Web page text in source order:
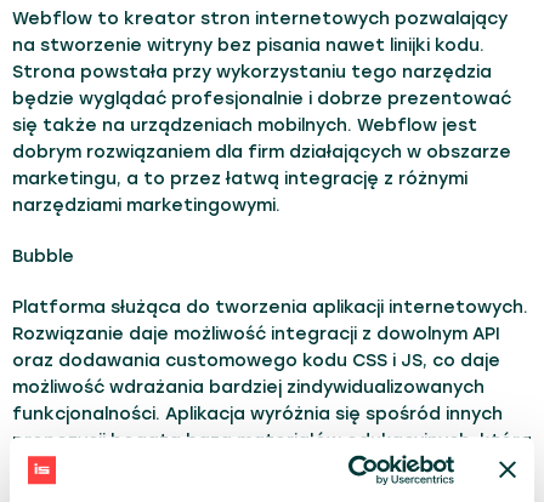
Webflow to kreator stron internetowych pozwalający
na stworzenie witryny bez pisania nawet linijki kodu.
Strona powstała przy wykorzystaniu tego narzędzia
będzie wyglądać profesjonalnie i dobrze prezentować
się także na urządzeniach mobilnych. Webflow jest
dobrym rozwiązaniem dla firm działających w obszarze
marketingu, a to przez łatwą integrację z różnymi
narzędziami marketingowymi.
Bubble
Platforma służąca do tworzenia aplikacji internetowych.
Rozwiązanie daje możliwość integracji z dowolnym API
oraz dodawania customowego kodu CSS i JS, co daje
możliwość wdrażania bardziej zindywidualizowanych
funkcjonalności. Aplikacja wyróżnia się spośród innych
propozycji bogatą bazą materiałów edukacyjnych, która
ułatwia wykorzystanie pełnych możliwości aplikacji.